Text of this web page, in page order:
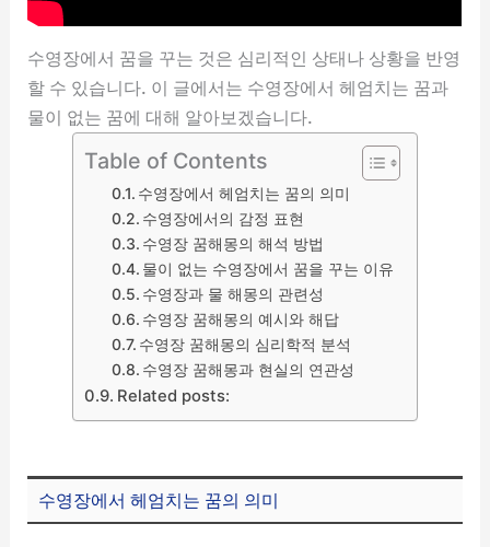
수영장에서 꿈을 꾸는 것은 심리적인 상태나 상황을 반영
할 수 있습니다. 이 글에서는 수영장에서 헤엄치는 꿈과
물이 없는 꿈에 대해 알아보겠습니다.
Table of Contents
수영장에서 헤엄치는 꿈의 의미
수영장에서의 감정 표현
수영장 꿈해몽의 해석 방법
물이 없는 수영장에서 꿈을 꾸는 이유
수영장과 물 해몽의 관련성
수영장 꿈해몽의 예시와 해답
수영장 꿈해몽의 심리학적 분석
수영장 꿈해몽과 현실의 연관성
Related posts:
수영장에서 헤엄치는 꿈의 의미